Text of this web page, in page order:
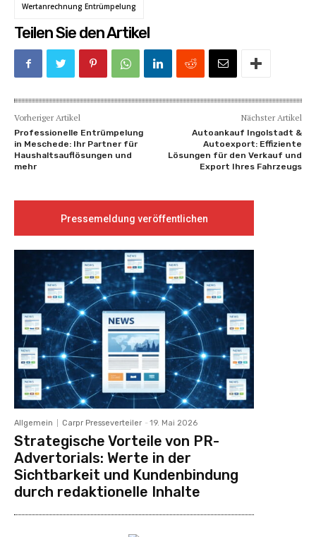
Wertanrechnung Entrümpelung
Teilen Sie den Artikel
Vorheriger Artikel
Professionelle Entrümpelung
in Meschede: Ihr Partner für
Haushaltsauflösungen und
mehr
Nächster Artikel
Autoankauf Ingolstadt &
Autoexport: Effiziente
Lösungen für den Verkauf und
Export Ihres Fahrzeugs
Pressemeldung veröffentlichen
Allgemein Carpr Presseverteiler - 19. Mai 2026
Strategische Vorteile von PR-
Advertorials: Werte in der
Sichtbarkeit und Kundenbindung
durch redaktionelle Inhalte